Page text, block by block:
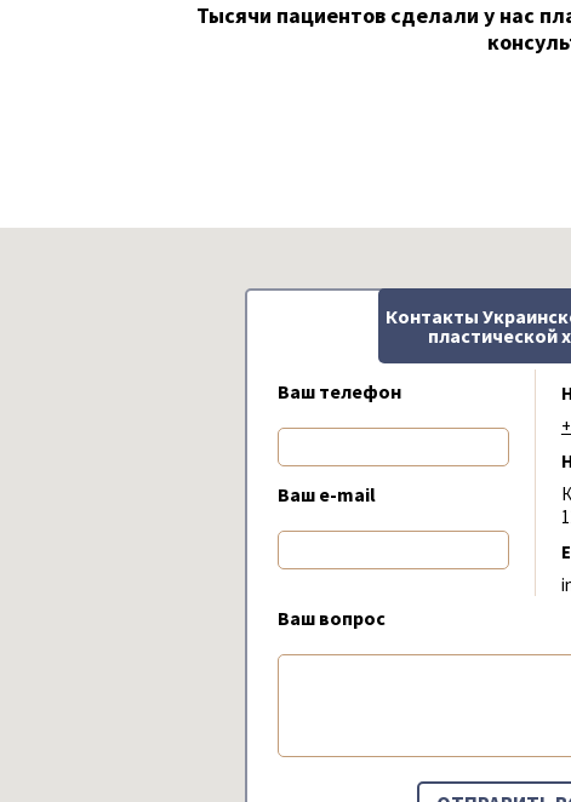
Тысячи пациентов сделали у нас
Контакты
пластической
Ваш телефон
Ваш e-mail
Ваш вопрос